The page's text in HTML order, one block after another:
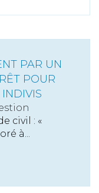
PAR UN
POUR
INDIVIS
civil : «
à...